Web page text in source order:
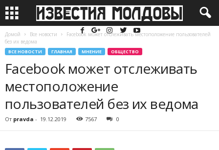
Домой Все новости
Facebook может отслеживать местоположение пользователей
без их ведома
ВСЕ НОВОСТИ ГЛАВНАЯ МНЕНИЕ ОБЩЕСТВО
Facebook может отслеживать
местоположение
пользователей без их ведома
От pravda - 19.12.2019 7567 0